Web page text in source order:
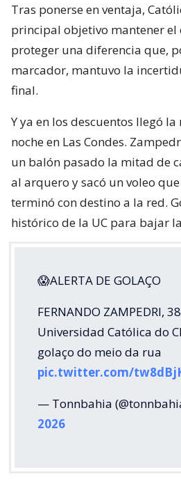
Tras ponerse en ventaja,
principal objetivo mantener
proteger una diferencia que,
marcador, mantuvo la
final.
Y ya en los descuentos llegó
noche en Las Condes.
un balón pasado la mitad de
al arquero y sacó un voleo
terminó con destino a la red.
histórico de la UC para bajar
😱ALERTA DE GOLAÇO
FERNANDO ZAMPEDRI,
Universidad Católica do
golaço do meio da rua
pic.twitter.com/
— Tonnbahia
2026